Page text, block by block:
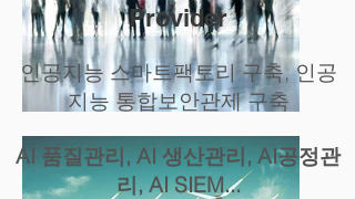
Provider
인공지능 스마트팩토리 구축, 인공
지능 통합보안관제 구축
AI 품질관리, AI 생산관리, AI공정관
리, AI SIEM...